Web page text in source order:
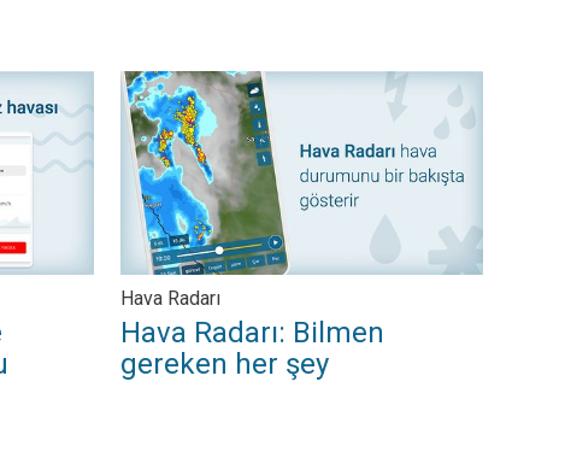
Durumu. Mayolar hazır mı?. . .
Hava Radarı: Bilmen gereken her şey. Hava Radarı. . .
Hava Radarı
Hava Radarı: Bilmen
gereken her şey